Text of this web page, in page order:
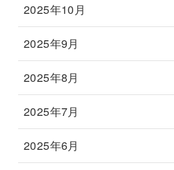
2025年10月
2025年9月
2025年8月
2025年7月
2025年6月